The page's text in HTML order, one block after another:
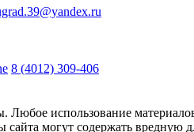
8 (4012) 309-406
использование
сайта могут содержать вредную